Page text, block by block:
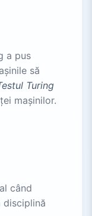
a pus
să
Turing
mașinilor.
când